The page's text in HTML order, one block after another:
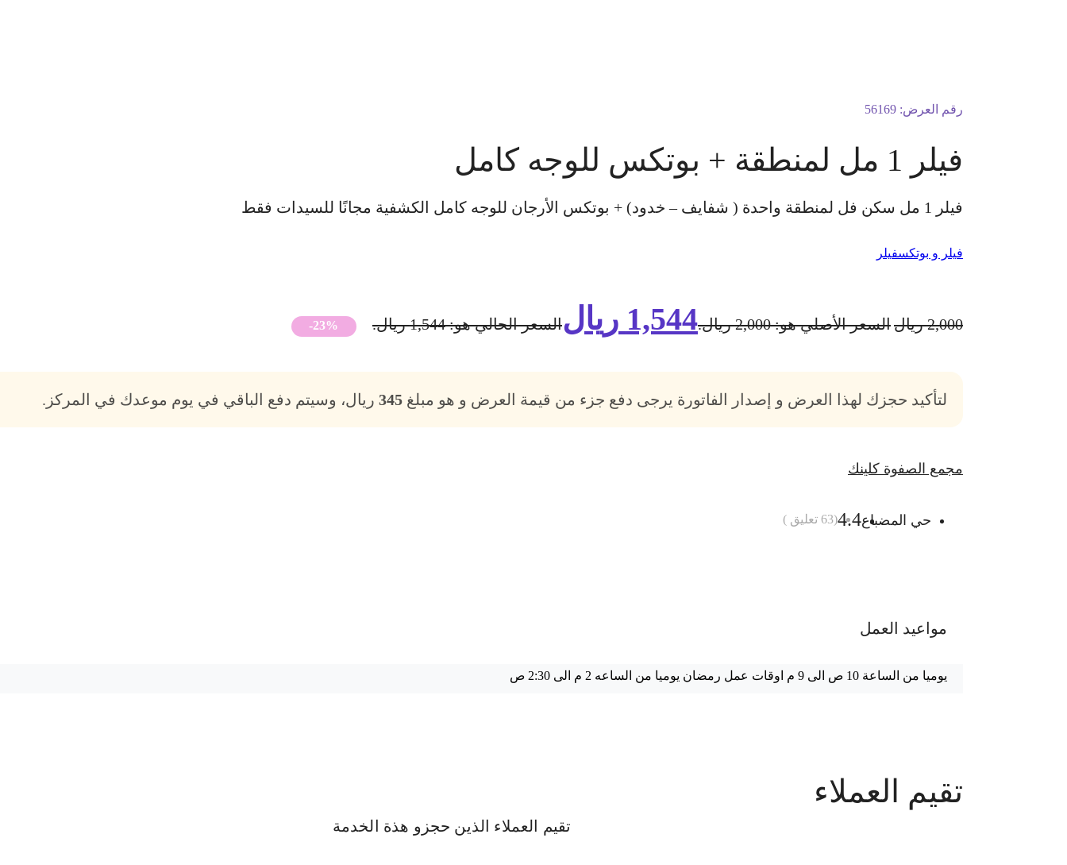
رقم العرض:56169
فيلر 1 مل لمنطقة + بوتكس للوجه كامل
فيلر 1 مل سكن فل لمنطقة واحدة ( شفايف – خدود) + بوتكس الأرجان للوجه كامل الكشفية مجانًا للسيدات فقط
فيلر و بوتكسفيلر
2,000 ريالالسعر الأصلي هو: 2,000 ريال. 1,544 ريالالسعر الحالي هو: 1,544 ريال. -23%
لتأكيد حجزك لهذا العرض و إصدار الفاتورة يرجى دفع جزء من قيمة العرض و هو مبلغ345 ريال، وسيتم دفع الباقي في يوم موعدك في المركز.
مجمع الصفوة كلينك
حي المضباع4.4
(
63 تعليق )
مواعيد العمل
يوميا من الساعة 10 ص الى 9 م اوقات عمل رمضان يوميا من الساعه 2 م الى 2:30 ص
63 حجز
تقيم العملاء
تقيم العملاء الذين حجزو هذة الخدمة